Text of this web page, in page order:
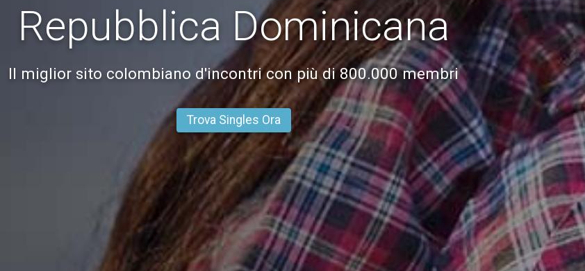
Repubblica Dominicana
Il miglior sito colombiano d'incontri con più di 800.000 membri
Trova Singles Ora